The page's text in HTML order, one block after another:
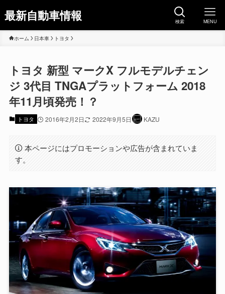
最新自動車情報 検索 MENU
ホーム 日本車 トヨタ
トヨタ 新型 マークX フルモデルチェン
ジ 3代目 TNGAプラットフォーム 2018
年11月頃発売！？
トヨタ 2016年2月2日 2022年9月5日 KAZU
本ページにはプロモーションや広告が含まれていま
す。